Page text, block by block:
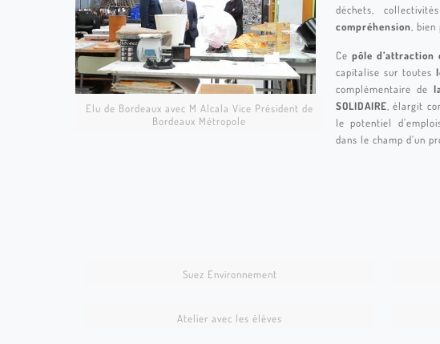
Elu de Bordeaux avec M Alcala Vice Président de
Bordeaux Métropole
déchets,
compréhension ,
Cepôle d’attraction
capitalise sur toutes
complémentaire de
SOLIDAIRE , élargit
le potentiel
dans le champ d’un
Suez Environnement
Atelier avec les élèves